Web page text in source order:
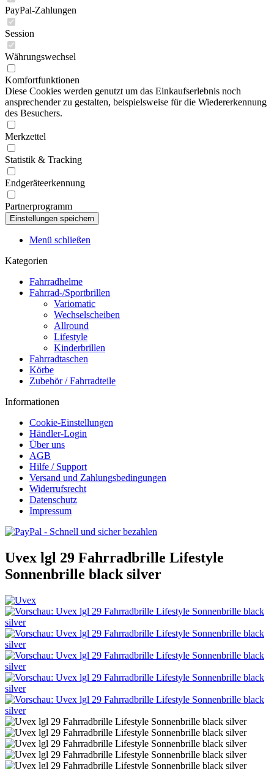
PayPal-Zahlungen
Session
Währungswechsel
Komfortfunktionen
Diese Cookies werden genutzt um das Einkaufserlebnis noch
ansprechender zu gestalten, beispielsweise für die Wiedererkennung
des Besuchers.
Merkzettel
Statistik & Tracking
Endgeräteerkennung
Partnerprogramm
Menü schließen
Kategorien
Fahrradhelme
Fahrrad-/Sportbrillen
Variomatic
Wechselscheiben
Allround
Lifestyle
Kinderbrillen
Fahrradtaschen
Körbe
Zubehör / Fahrradteile
Informationen
Cookie-Einstellungen
Händler-Login
Über uns
AGB
Hilfe / Support
Versand und Zahlungsbedingungen
Widerrufsrecht
Datenschutz
Impressum
Uvex lgl 29 Fahrradbrille Lifestyle
Sonnenbrille black silver